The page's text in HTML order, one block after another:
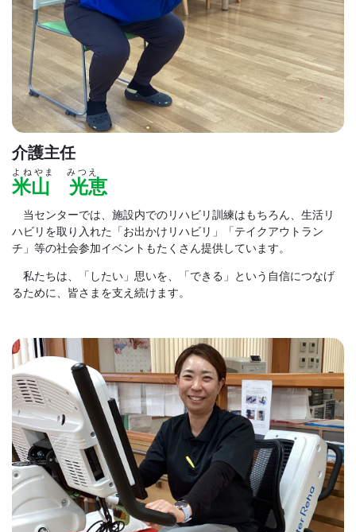
介護主任
よねやま みつえ
米山 光恵
当センターでは、施設内でのリハビリ訓練はもちろん、生活リ
ハビリを取り入れた「お出かけリハビリ」「テイクアウトラン
チ」等の社会参加イベントもたくさん提供しています。
私たちは、「したい」思いを、「できる」という自信につなげ
るために、皆さまを支え続けます。